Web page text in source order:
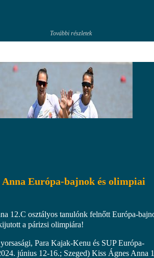
További részletek
Anna Európa-bajnok és olimpiai
12.C osztályos tanulónk felnőtt Európa-
a párizsi olimpiára!
Para Kajak-Kenu és SUP Európa-
június 12-16.; Szeged) Kiss Ágnes Anna